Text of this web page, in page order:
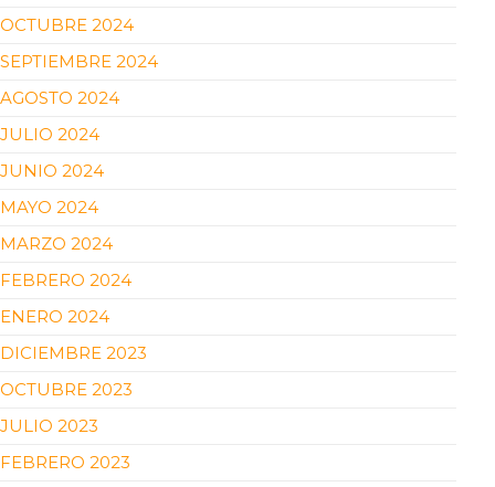
OCTUBRE 2024
SEPTIEMBRE 2024
AGOSTO 2024
JULIO 2024
JUNIO 2024
MAYO 2024
MARZO 2024
FEBRERO 2024
ENERO 2024
DICIEMBRE 2023
OCTUBRE 2023
JULIO 2023
FEBRERO 2023